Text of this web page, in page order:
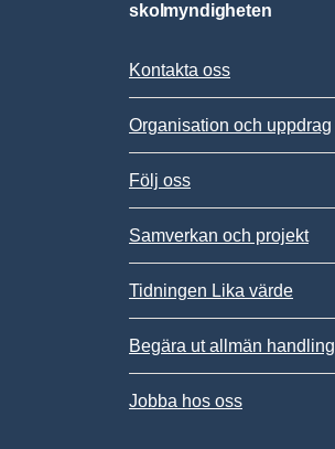
skolmyndigheten
Kontakta oss
Organisation och uppdrag
Följ oss
Samverkan och projekt
Tidningen Lika värde
Begära ut allmän handling
Jobba hos oss